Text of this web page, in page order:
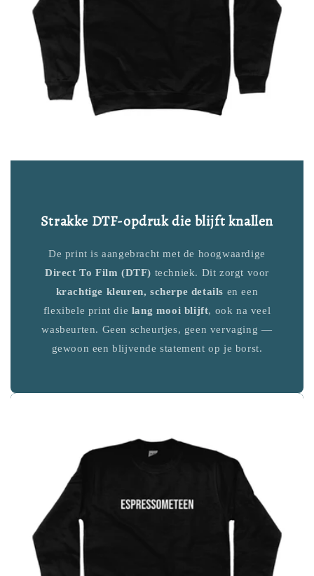
Strakke DTF-opdruk die blijft knallen
De print is aangebracht met de hoogwaardige
Direct To Film (DTF) techniek. Dit zorgt voor
krachtige kleuren, scherpe details en een
flexibele print die lang mooi blijft, ook na veel
wasbeurten. Geen scheurtjes, geen vervaging —
gewoon een blijvende statement op je borst.